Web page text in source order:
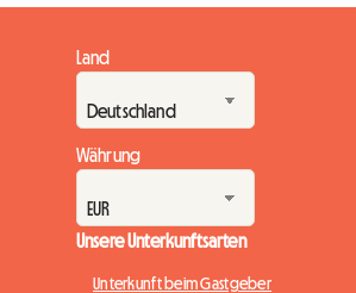
Land
Währung
Unsere Unterkunftsarten
Unterkunft beim Gastgeber